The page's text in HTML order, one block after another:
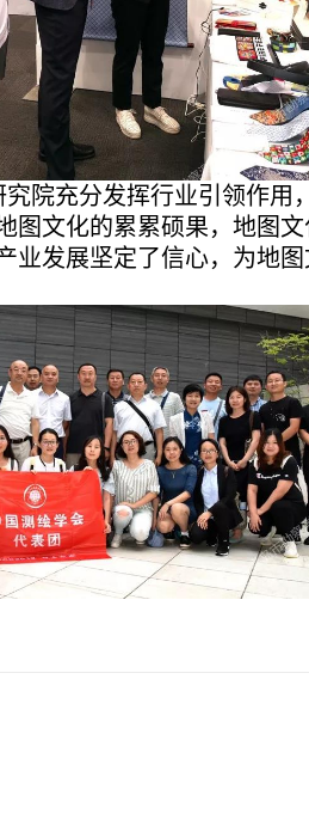
院充分发挥行业引领作用
图文化的累累硕果，地图
业发展坚定了信心，为地